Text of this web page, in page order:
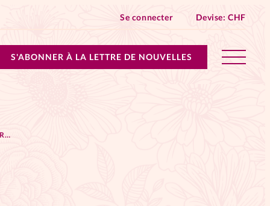
Se connecter Devise:CHF
S'ABONNER À LA LETTRE DE NOUVELLES
DÉMOLIR LE TROTTOIR